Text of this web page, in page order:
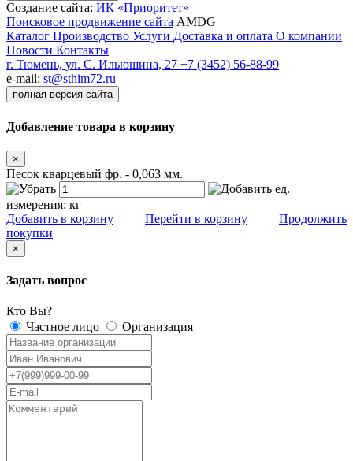
Создание сайта: ИК «Приоритет»
Поисковое продвижение сайта AMDG
Каталог Производство Услуги Доставка и оплата О компании
Новости Контакты
г. Тюмень, ул. С. Ильюшина, 27 +7 (3452) 56-88-99
e-mail: st@sthim72.ru
полная версия сайта
Добавление товара в корзину
×
Песок кварцевый фр. - 0,063 мм.
ед.
измерения: кг
Добавить в корзину
Перейти в корзину
Продолжить
покупки
×
Задать вопрос
Кто Вы?
Частное лицо
Организация